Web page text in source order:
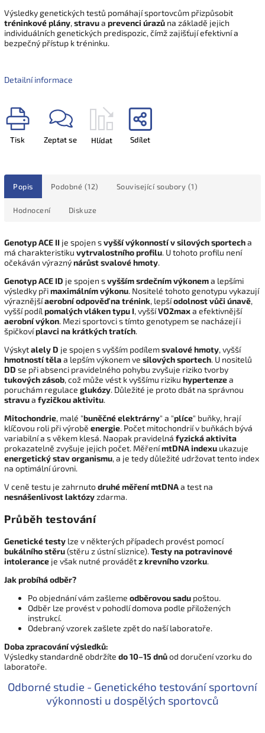
Výsledky genetických testů pomáhají sportovcům přizpůsobit
tréninkové plány,stravua prevenci úrazů na základě jejich
individuálních genetických predispozic, čímž zajišťují efektivní a
bezpečný přístup k tréninku.
Detailní informace
Tisk Zeptat se Hlídat Sdílet
Popis Podobné (12) Související soubory (1)
Hodnocení Diskuze
Genotyp ACE II je spojen svyšší výkonností v silových sportecha
má charakteristiku vytrvalostního profilu. U tohoto profilu není
očekáván výraznýnárůst svalové hmoty.
Genotyp ACE ID je spojen svyšším srdečním výkonema lepšími
výsledky přimaximálním výkonu. Nositelé tohoto genotypu vykazují
výraznějšíaerobní odpověď na trénink, lepšíodolnost vůči únavě,
vyšší podíl pomalých vláken typu I, vyššíVO2maxa efektivnější
aerobní výkon. Mezi sportovci s tímto genotypem se nacházejí i
špičkovíplavci na krátkých tratích.
Výskytalely D je spojen s vyšším podílemsvalové hmoty, vyšší
hmotností tělaa lepším výkonem ve silových sportech. U nositelů
DD se při absenci pravidelného pohybu zvyšuje riziko tvorby
tukových zásob, což může vést k vyššímu riziku hypertenzea
poruchám regulace glukózy. Důležité je proto dbát na správnou
stravua fyzičkou aktivitu.
Mitochondrie, malé "buněčné elektrárny" a "plíce" buňky, hrají
klíčovou roli při výrobě energie. Počet mitochondrií v buňkách bývá
variabilní a s věkem klesá. Naopak pravidelná fyzická aktivita
prokazatelně zvyšuje jejich počet. MěřenímtDNA indexu ukazuje
energetický stav organismu, a je tedy důležité udržovat tento index
na optimální úrovni.
V ceně testu je zahrnutodruhé měření mtDNAa test na
nesnášenlivost laktózyzdarma.
Průběh testování
Genetické testy lze v některých případech provést pomocí
bukálního stěru(stěru z ústní sliznice).Testy na potravinové
intolerance je však nutné provádětz krevního vzorku.
Jak probíhá odběr?
Po objednání vám zašleme odběrovou sadu poštou.
Odběr lze provést v pohodlí domova podle přiložených
instrukcí.
Odebraný vzorek zašlete zpět do naší laboratoře.
Doba zpracování výsledků:
Výsledky standardně obdržíte do 10–15 dnůod doručení vzorku do
laboratoře.
Odborné studie - Genetického testování sportovní
výkonnosti u dospělých sportovců